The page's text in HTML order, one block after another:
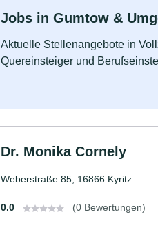
Jobs in Gumtow &
Aktuelle Stellenangebote in
Quereinsteiger und
Dr. Monika Cornely
Weberstraße 85, 16866 Kyritz
0.0 (0 Bewertungen)